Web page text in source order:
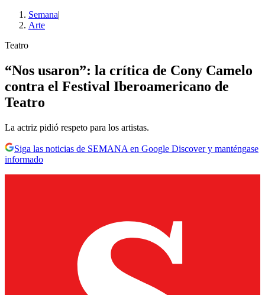
Semana|
Arte
Teatro
“Nos usaron”: la crítica de Cony Camelo
contra el Festival Iberoamericano de
Teatro
La actriz pidió respeto para los artistas.
Siga las noticias de SEMANA en Google Discover y manténgase
informado